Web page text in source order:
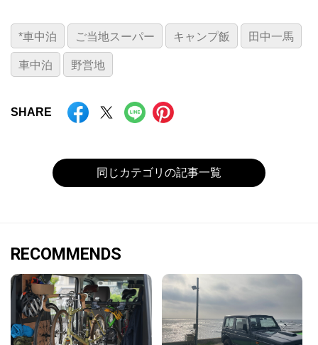
*車中泊 ご当地スーパー キャンプ飯 田中一馬
車中泊 野営地
SHARE
同じカテゴリの記事一覧
RECOMMENDS